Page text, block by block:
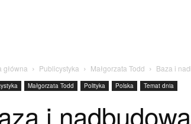
główna Publicystyka Małgorzata Todd Baza i
Małgorzata Todd Polityka Polska Temat dnia
i